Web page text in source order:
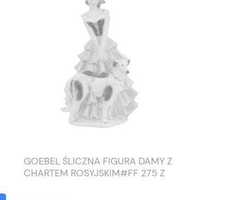
GOEBEL ŚLICZNA FIGURA DAMY Z
CHARTEM ROSYJSKIM#FF 275 Z